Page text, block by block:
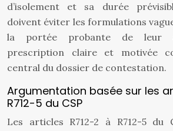
d’isolement et sa durée
doivent éviter les formulations
la portée probante de leur
prescription claire et motivée
central du dossier de contestation.
Argumentation basée sur les
R712-5 du CSP
Les articles R712-2 à R712-5 du